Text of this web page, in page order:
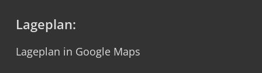
Lageplan:
Lageplan in Google Maps